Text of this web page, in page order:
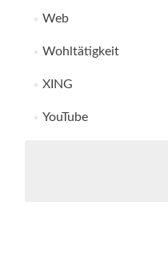
Web
Wohltätigkeit
XING
YouTube